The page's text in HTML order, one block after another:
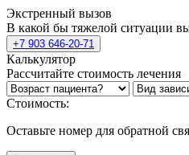
Экстренный вызов
В какой бы тяжелой ситуации
+7 903 646-20-71
Калькулятор
Рассчитайте стоимость лечения
Стоимость:
Оставьте номер для обратной